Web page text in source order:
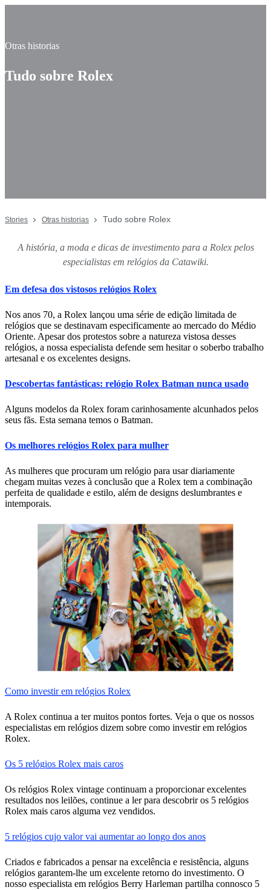
Otras historias
Tudo sobre Rolex
Stories Otras historias Tudo sobre Rolex
A história, a moda e dicas de investimento para a Rolex pelos
especialistas em relógios da Catawiki.
Em defesa dos vistosos relógios Rolex
Nos anos 70, a Rolex lançou uma série de edição limitada de
relógios que se destinavam especificamente ao mercado do Médio
Oriente. Apesar dos protestos sobre a natureza vistosa desses
relógios, a nossa especialista defende sem hesitar o soberbo trabalho
artesanal e os excelentes designs.
Descobertas fantásticas: relógio Rolex Batman nunca usado
Alguns modelos da Rolex foram carinhosamente alcunhados pelos
seus fãs. Esta semana temos o Batman.
Os melhores relógios Rolex para mulher
As mulheres que procuram um relógio para usar diariamente
chegam muitas vezes à conclusão que a Rolex tem a combinação
perfeita de qualidade e estilo, além de designs deslumbrantes e
intemporais.
Como investir em relógios Rolex
A Rolex continua a ter muitos pontos fortes. Veja o que os nossos
especialistas em relógios dizem sobre como investir em relógios
Rolex.
Os 5 relógios Rolex mais caros
Os relógios Rolex vintage continuam a proporcionar excelentes
resultados nos leilões, continue a ler para descobrir os 5 relógios
Rolex mais caros alguma vez vendidos.
5 relógios cujo valor vai aumentar ao longo dos anos
Criados e fabricados a pensar na excelência e resistência, alguns
relógios garantem-lhe um excelente retorno do investimento. O
nosso especialista em relógios Berry Harleman partilha connosco 5